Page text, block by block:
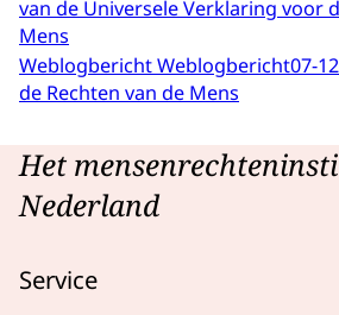
van de Universele Verklaring voor
Mens
Weblogbericht Weblogbericht07-
de Rechten van de Mens
Het
Nederland
Service